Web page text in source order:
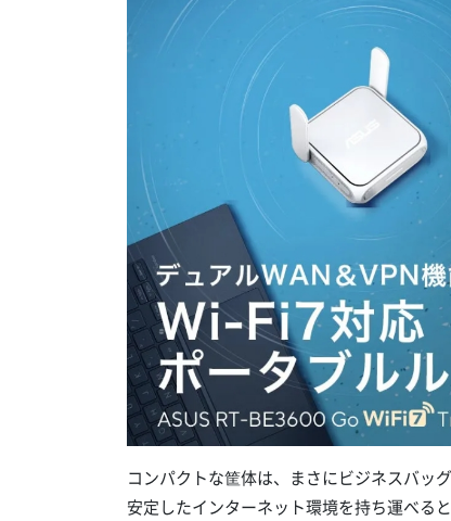
コンパクトな筐体は、まさにビジネスバッ
安定したインターネット環境を持ち運べる